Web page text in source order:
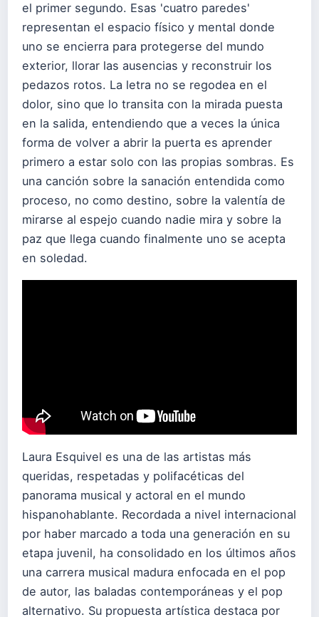
el primer segundo. Esas 'cuatro paredes'
representan el espacio físico y mental donde
uno se encierra para protegerse del mundo
exterior, llorar las ausencias y reconstruir los
pedazos rotos. La letra no se regodea en el
dolor, sino que lo transita con la mirada puesta
en la salida, entendiendo que a veces la única
forma de volver a abrir la puerta es aprender
primero a estar solo con las propias sombras. Es
una canción sobre la sanación entendida como
proceso, no como destino, sobre la valentía de
mirarse al espejo cuando nadie mira y sobre la
paz que llega cuando finalmente uno se acepta
en soledad.
Laura Esquivel es una de las artistas más
queridas, respetadas y polifacéticas del
panorama musical y actoral en el mundo
hispanohablante. Recordada a nivel internacional
por haber marcado a toda una generación en su
etapa juvenil, ha consolidado en los últimos años
una carrera musical madura enfocada en el pop
de autor, las baladas contemporáneas y el pop
alternativo. Su propuesta artística destaca por